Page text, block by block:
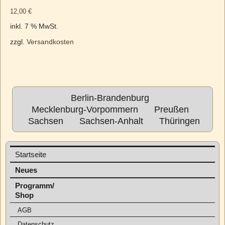
12,00 €
inkl. 7 % MwSt.
zzgl. Versandkosten
Berlin-Brandenburg
Mecklenburg-Vorpommern
Preußen
Sachsen
Sachsen-Anhalt Thüringen
Startseite
Neues
Programm/
Shop
AGB